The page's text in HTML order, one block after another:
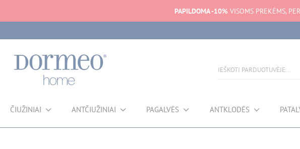
PAPILDOMA -10% VISOMS PREKĖMS,
ČIUŽINIAI ANTČIUŽINIAI PAGALVĖS ANTKLODĖS